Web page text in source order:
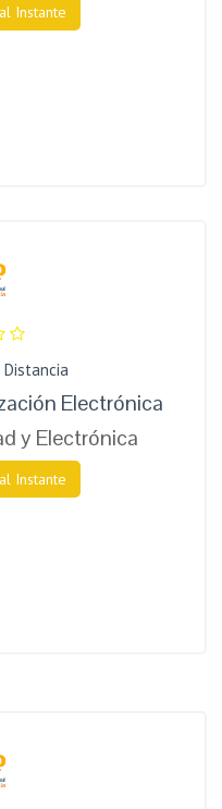
Instante
Electrónica
y Electrónica
Instante